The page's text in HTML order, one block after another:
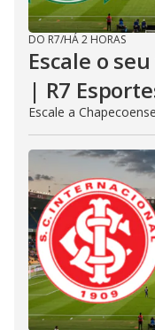
DO R7/HÁ 2 HORAS
Escale o
| R7
Escale a